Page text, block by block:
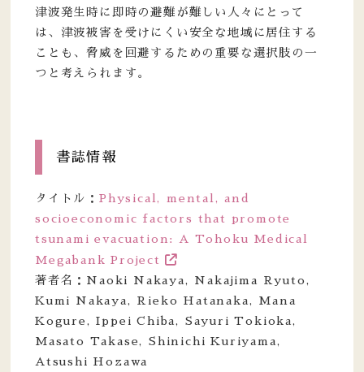
津波発生時に即時の避難が難しい人々にとって
は、津波被害を受けにくい安全な地域に居住する
ことも、脅威を回避するための重要な選択肢の一
つと考えられます。
書誌情報
タイトル： Physical, mental, and
socioeconomic factors that promote
tsunami evacuation: A Tohoku Medical
Megabank Project
著者名：Naoki Nakaya, Nakajima Ryuto,
Kumi Nakaya, Rieko Hatanaka, Mana
Kogure, Ippei Chiba, Sayuri Tokioka,
Masato Takase, Shinichi Kuriyama,
Atsushi Hozawa